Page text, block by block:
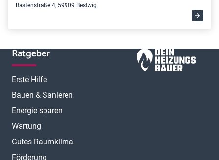
Bastenstraße 4, 59909 Bestwig
Ratgeber
Erste Hilfe
Bauen & Sanieren
Energie sparen
Wartung
Gutes Raumklima
Förderung